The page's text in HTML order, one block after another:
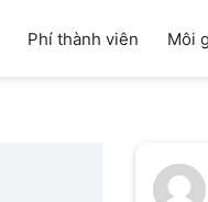
Phí thành viên Môi